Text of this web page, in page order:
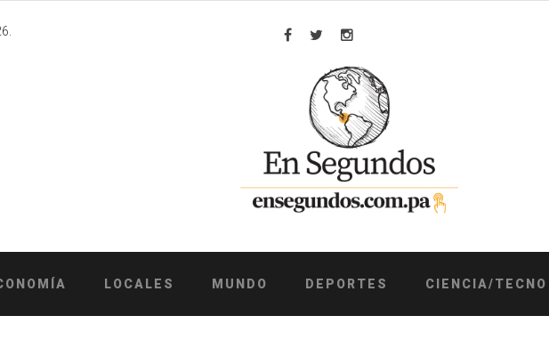
Facebook
TwitterInstagram
LOCALES MUNDO DEPORTES CIENCIA/TECNO